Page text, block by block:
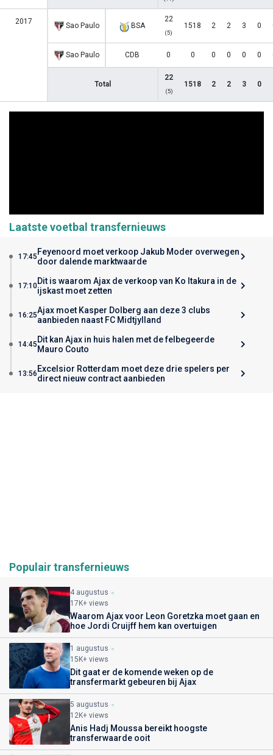
2017 Sao Paulo BSA
22
(5)
1518 2 2 3 0
Sao Paulo CDB 0 0 0 0 0 0
Total
22
(5)
1518 2 2 3 0
Laatste voetbal transfernieuws
17:45 Feyenoord moet verkoop Jakub Moder overwegen
door dalende marktwaarde
17:10Dit is waarom Ajax de verkoop van Ko Itakura in de
ijskast moet zetten
16:25Ajax moet Kasper Dolberg aan deze 3 clubs
aanbieden naast FC Midtjylland
14:45 Dit kan Ajax in huis halen met de felbegeerde
Mauro Couto
13:56 Excelsior Rotterdam moet deze drie spelers per
direct nieuw contract aanbieden
Populair transfernieuws
4 augustus
17K+ views
Waarom Ajax voor Leon Goretzka moet gaan en
hoe Jordi Cruijff hem kan overtuigen
1 augustus
15K+ views
Dit gaat er de komende weken op de
transfermarkt gebeuren bij Ajax
5 augustus
12K+ views
Anis Hadj Moussa bereikt hoogste
transferwaarde ooit